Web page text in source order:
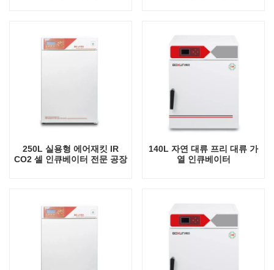
250L 실용형 에어재킷 IR
CO2 셀 인큐베이터 전문 공장
140L 자연 대류 프리 대류 가
열 인큐베이터